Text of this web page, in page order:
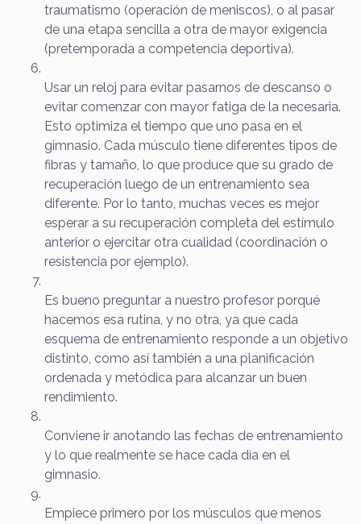
traumatismo (operación de meniscos), o al pasar
de una etapa sencilla a otra de mayor exigencia
(pretemporada a competencia deportiva).
Usar un reloj para evitar pasarnos de descanso o
evitar comenzar con mayor fatiga de la necesaria.
Esto optimiza el tiempo que uno pasa en el
gimnasio. Cada músculo tiene diferentes tipos de
fibras y tamaño, lo que produce que su grado de
recuperación luego de un entrenamiento sea
diferente. Por lo tanto, muchas veces es mejor
esperar a su recuperación completa del estímulo
anterior o ejercitar otra cualidad (coordinación o
resistencia por ejemplo).
Es bueno preguntar a nuestro profesor porqué
hacemos esa rutina, y no otra, ya que cada
esquema de entrenamiento responde a un objetivo
distinto, como así también a una planificación
ordenada y metódica para alcanzar un buen
rendimiento.
Conviene ir anotando las fechas de entrenamiento
y lo que realmente se hace cada día en el
gimnasio.
Empiece primero por los músculos que menos